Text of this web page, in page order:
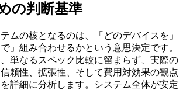
の判断基準
ムの核となるのは、「どのデバイスを」
」組み合わせるかという意思決定です。
単なるスペック比較に留まらず、実際の
頼性、拡張性、そして費用対効果の観点
詳細に分析します。システム全体が安定